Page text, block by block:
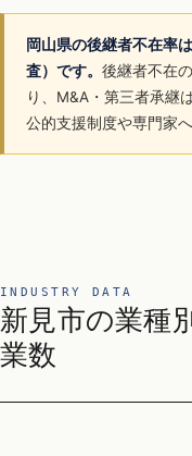
岡山県の後継者不在率
査）です。 後継者不在
り、M&A・第三者承継
公的支援制度や専門家
INDUSTRY DATA
新見市の業種
業数